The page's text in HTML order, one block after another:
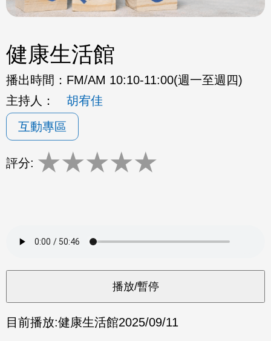
健康生活館
播出時間： FM/AM 10:10-11:00(週一至週四)
主持人：
胡宥佳
互動專區
評分: ★★★★★
目前播放:健康生活館2025/09/11